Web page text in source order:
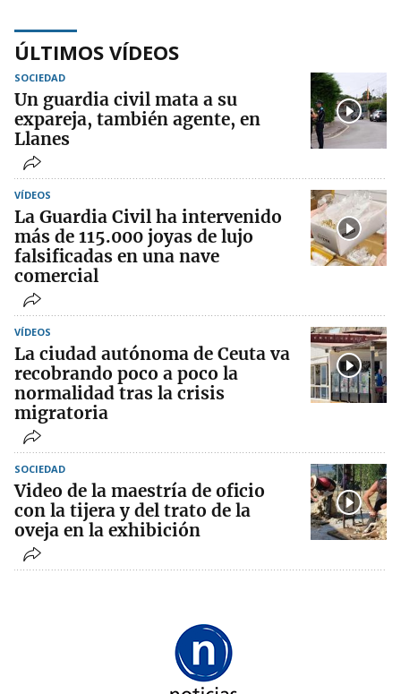
ÚLTIMOS VÍDEOS
SOCIEDAD
Un guardia civil mata a su
expareja, también agente, en
Llanes
VÍDEOS
La Guardia Civil ha intervenido
más de 115.000 joyas de lujo
falsificadas en una nave
comercial
VÍDEOS
La ciudad autónoma de Ceuta va
recobrando poco a poco la
normalidad tras la crisis
migratoria
SOCIEDAD
Video de la maestría de oficio
con la tijera y del trato de la
oveja en la exhibición